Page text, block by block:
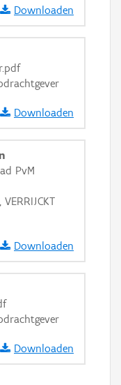
Downloaden
Downloaden
PvM
Downloaden
Downloaden